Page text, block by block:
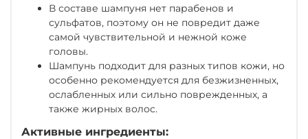
В составе шампуня нет парабенов и
сульфатов, поэтому он не повредит даже
самой чувствительной и нежной коже
головы.
Шампунь подходит для разных типов кожи, но
особенно рекомендуется для безжизненных,
ослабленных или сильно поврежденных, а
также жирных волос.
Активные ингредиенты: